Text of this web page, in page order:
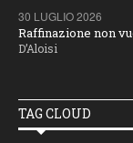
30 LUGLIO 2026
Raffinazione non
D’Aloisi
TAG CLOUD